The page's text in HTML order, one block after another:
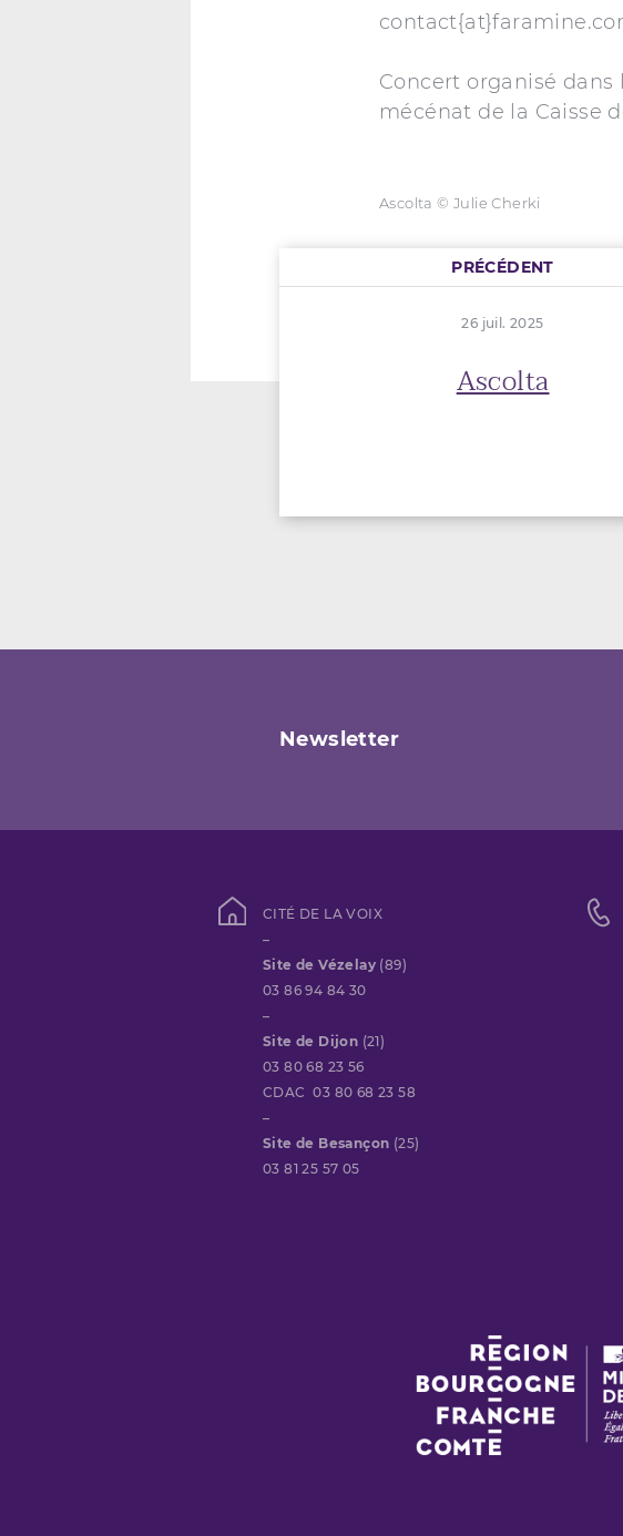
Concert organisé
mécénat de la Caisse
Ascolta © Julie Cherki
PRÉCÉDENT
26 juil. 2025
Ascolta
Newsletter
CITÉ DE LA VOIX
–
Site de Vézelay (89)
03 86 94 84 30
–
Site de Dijon (21)
03 80 68 23 56
CDAC 03 80 68 23 58
–
Site de Besançon (25)
03 81 25 57 05